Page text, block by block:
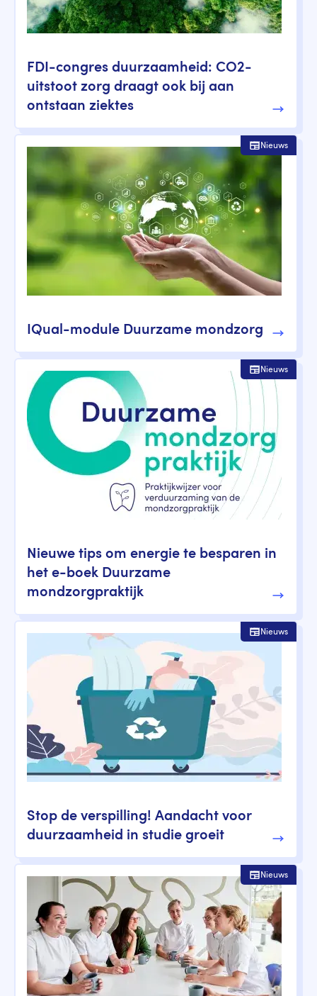
FDI-congres duurzaamheid: CO2-
uitstoot zorg draagt ook bij aan
ontstaan ziektes
IQual-module Duurzame mondzorg
Nieuws
Nieuwe tips om energie te besparen in
het e-boek Duurzame
mondzorgpraktijk
Nieuws
Stop de verspilling! Aandacht voor
duurzaamheid in studie groeit
Nieuws
Nieuws